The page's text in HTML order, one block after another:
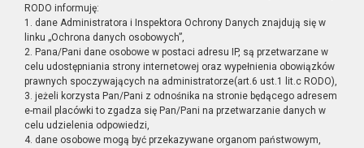
RODO informuję:
1. dane Administratora i Inspektora Ochrony Danych znajdują się w
linku „Ochrona danych osobowych”,
2. Pana/Pani dane osobowe w postaci adresu IP, są przetwarzane w
celu udostępniania strony internetowej oraz wypełnienia obowiązków
prawnych spoczywających na administratorze(art.6 ust.1 lit.c RODO),
3. jeżeli korzysta Pan/Pani z odnośnika na stronie będącego adresem
e-mail placówki to zgadza się Pan/Pani na przetwarzanie danych w
celu udzielenia odpowiedzi,
4. dane osobowe mogą być przekazywane organom państwowym,